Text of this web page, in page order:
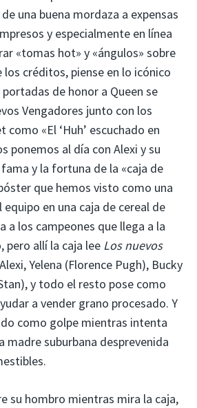
una buena mordaza a expensas
y especialmente en línea
«tomas hot» y «ángulos» sobre
créditos, piense en lo icónico
de honor a Queen se
Vengadores junto con los
«El ‘Huh’ escuchado en
ponemos al día con Alexi y su
y la fortuna de la «caja de
que hemos visto como una
equipo en una caja de cereal de
a los campeones que llega a la
pero allí la caja lee Los nuevos
Yelena (Florence Pugh), Bucky
y todo el resto pose como
a vender grano procesado. Y
como golpe mientras intenta
madre suburbana desprevenida
su hombro mientras mira la caja,